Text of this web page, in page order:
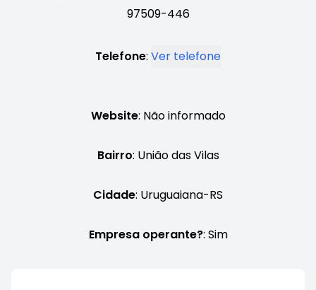
97509-446
Telefone: Ver telefone
Website: Não informado
Bairro: União das Vilas
Cidade: Uruguaiana-RS
Empresa operante?: Sim